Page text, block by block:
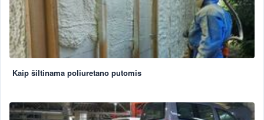
Kaip šiltinama poliuretano putomis